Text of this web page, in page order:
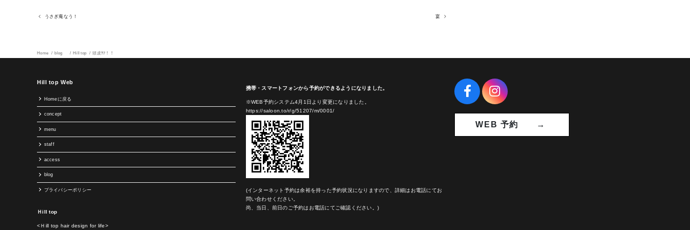
うさぎ庵なう！ 宴
Home blog Hill top 頭皮ｹｱ！！
Hill top Web
Homeに戻る
concept
menu
staff
access
blog
プライバシーポリシー
Ｈill top
<Ｈill top hair design for life>
携帯・スマートフォンから予約ができるようになりました。
※WEB予約システム4月1日より変更になりました。
https://saloon.to/r/g/51207/m/0001/
(インターネット予約は余裕を持った予約状況になりますので、詳細はお電話にてお
問い合わせください。
尚、当日、前日のご予約はお電話にてご確認ください。)
WEB 予約 →